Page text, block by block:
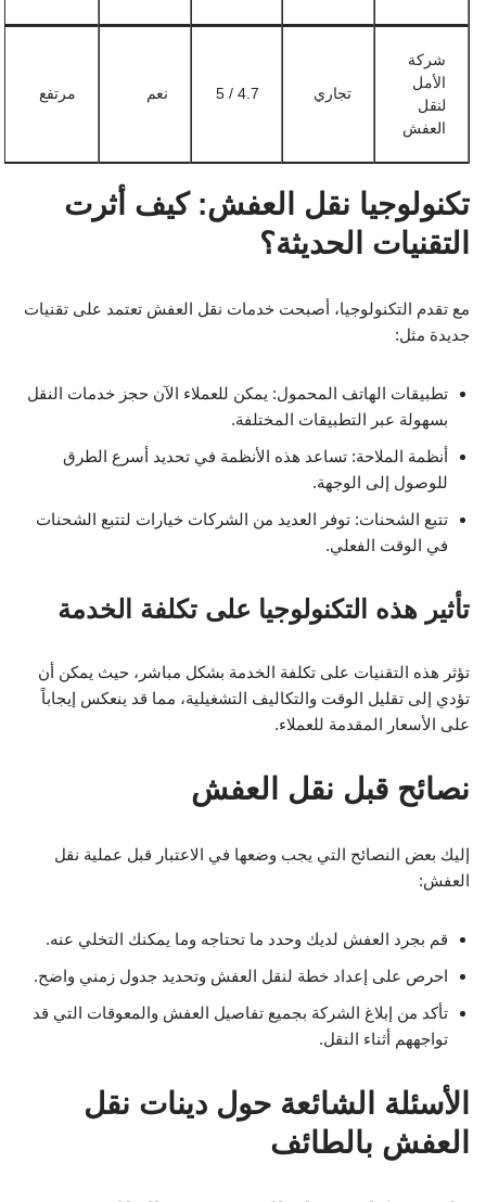
شركة
الأمل
لنقل
العفش
تجاري 4.7 / 5 نعم مرتفع
تكنولوجيا نقل العفش: كيف أثرت
التقنيات الحديثة؟
مع تقدم التكنولوجيا، أصبحت خدمات نقل العفش تعتمد على تقنيات
جديدة مثل:
تطبيقات الهاتف المحمول: يمكن للعملاء الآن حجز خدمات النقل
بسهولة عبر التطبيقات المختلفة.
أنظمة الملاحة: تساعد هذه الأنظمة في تحديد أسرع الطرق
للوصول إلى الوجهة.
تتبع الشحنات: توفر العديد من الشركات خيارات لتتبع الشحنات
في الوقت الفعلي.
تأثير هذه التكنولوجيا على تكلفة الخدمة
تؤثر هذه التقنيات على تكلفة الخدمة بشكل مباشر، حيث يمكن أن
تؤدي إلى تقليل الوقت والتكاليف التشغيلية، مما قد ينعكس إيجاباً
على الأسعار المقدمة للعملاء.
نصائح قبل نقل العفش
إليك بعض النصائح التي يجب وضعها في الاعتبار قبل عملية نقل
العفش:
قم بجرد العفش لديك وحدد ما تحتاجه وما يمكنك التخلي عنه.
احرص على إعداد خطة لنقل العفش وتحديد جدول زمني واضح.
تأكد من إبلاغ الشركة بجميع تفاصيل العفش والمعوقات التي قد
تواجههم أثناء النقل.
الأسئلة الشائعة حول دينات نقل
العفش بالطائف